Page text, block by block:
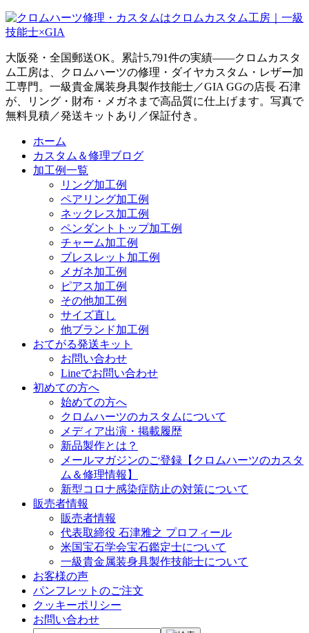
大阪発・全国郵送OK。累計5,791件の実績——クロムカスタ
ム工房は、クロムハーツの修理・ダイヤカスタム・レザー加
工専門。一級貴金属装身具製作技能士／GIA GGの店長 石津
が、リング・財布・メガネまで高品質に仕上げます。写真で
無料見積／発送キットあり／保証付き。
ホーム
カスタム＆修理ブログ
加工例一覧
リング加工例
ペアリング加工例
ネックレス加工例
ペンダントトップ加工例
チャーム加工例
ブレスレット加工例
メガネ加工例
ピアス加工例
その他加工例
サイズ直し
他ブランド加工例
おてがる発送キット
お問い合わせ
Lineでお問い合わせ
初めての方へ
始めての方へ
クロムハーツのカスタムについて
メディア出演・掲載履歴
新品製作とは？
メールマガジンのご登録【クロムハーツのカスタ
ム＆修理情報】
新型コロナ感染症防止の対策について
販売者情報
販売者情報
代表取締役 石津雅之 プロフィール
米国宝石学会宝石鑑定士について
一級貴金属装身具製作技能士について
お客様の声
パンフレットのご注文
クッキーポリシー
お問い合わせ